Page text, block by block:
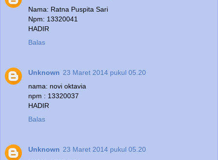
Nama: Ratna Puspita Sari
Npm: 13320041
HADIR
Balas
Unknown 23 Maret 2014 pukul 05.20
nama: novi oktavia
npm : 13320037
HADIR
Balas
Unknown 23 Maret 2014 pukul 05.20